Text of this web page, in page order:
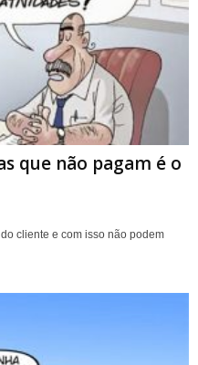
que não pagam é o
cliente e com isso não podem